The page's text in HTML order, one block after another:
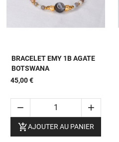
BRACELET EMY 1B AGATE
BOTSWANA
45,00 €


AJOUTER AU PANIER